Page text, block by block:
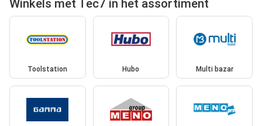
Winkels met Tec7 in het assortiment
Toolstation Hubo Multi bazar